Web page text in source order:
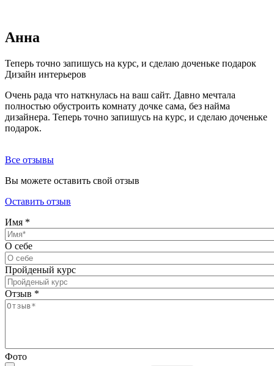
Анна
Теперь точно запишусь на курс, и сделаю доченьке подарок
Дизайн интерьеров
Очень рада что наткнулась на ваш сайт. Давно мечтала
полностью обустроить комнату дочке сама, без найма
дизайнера. Теперь точно запишусь на курс, и сделаю доченьке
подарок.
Все отзывы
Вы можете оставить свой отзыв
Оставить отзыв
Имя *
О себе
Пройденый курс
Отзыв *
Фото